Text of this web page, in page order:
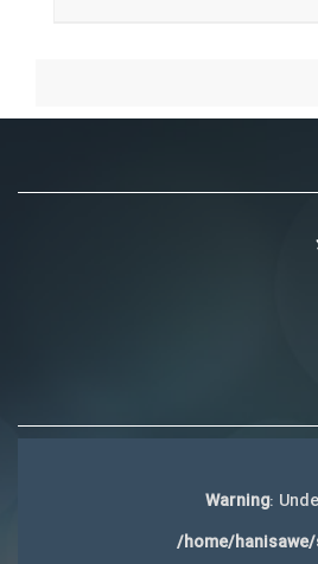
Warning:
/home/